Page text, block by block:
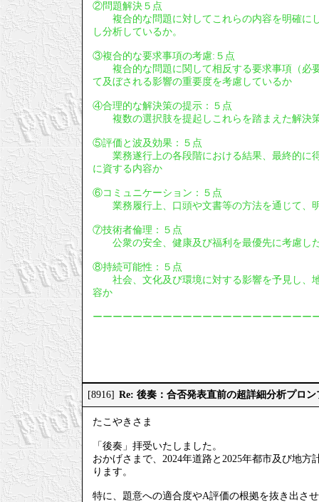
②問題解決５点
複合的な問題に対してこれらの内容を明確に
し分析しているか。
③複合的な要求事項の考慮:５点
複合的な問題に関して相反する要求事項（必
て及ぼされる影響の重要度を考慮しているか
④合理的な解決策の提示：５点
複数の選択肢を提起しこれらを踏まえた解決
⑤評価と波及効果：５点
業務遂行上の各段階における結果、最終的に
に資する内容か
⑥コミュニケーション：５点
業務履行上、口頭や文書等の方法を通じて、
⑦技術者倫理：５点
公衆の安全、健康及び福利を最優先に考慮し
⑧持続可能性：５点
社会、文化及び環境に対する影響を予見し、
容か
ーーーーーーーーーーーーーーーーーーーーー
[8916] Re: 後奏：合否発表直前の超詳細分析プロ
たこやきさま
「後奏」拝受いたしました。
おかげさまで、2024年道路と2025年都市及び地
ります。
特に、題意への適合度やA評価の根拠を抜き出さ